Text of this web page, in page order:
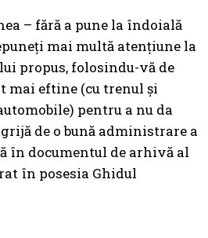
– fără a pune la îndoială
mai multă atențiune la
propus, folosindu-vă de
mai eftine (cu trenul și
pentru a nu da
de o bună administrare a
în documentul de arhivă al
în posesia Ghidul